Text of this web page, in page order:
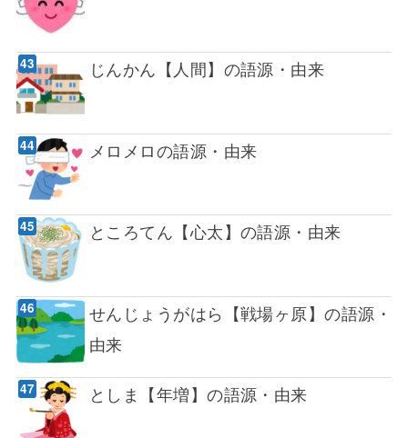
じんかん【人間】の語源・由来
メロメロの語源・由来
ところてん【心太】の語源・由来
せんじょうがはら【戦場ヶ原】の語源・
由来
としま【年増】の語源・由来